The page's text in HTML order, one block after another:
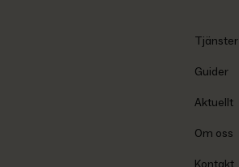
Tjänster
Guider
Aktuellt
Om oss
Kontakt